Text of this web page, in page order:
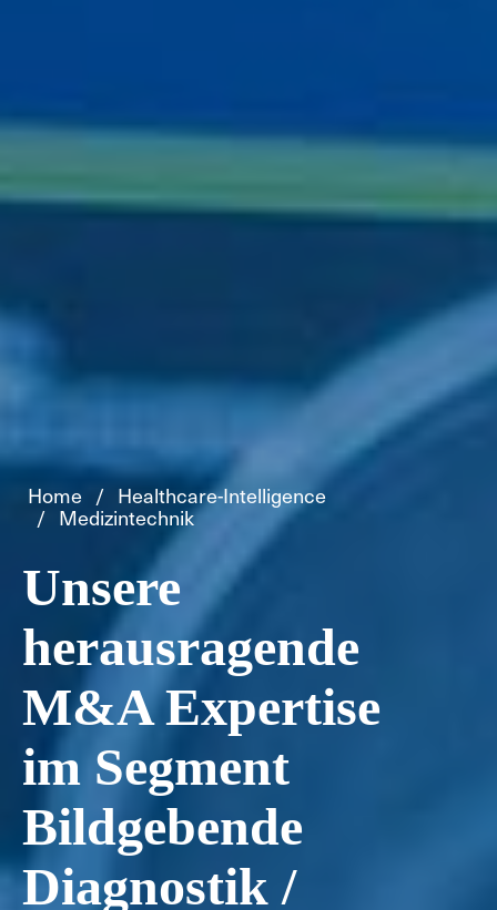
Home Healthcare-Intelligence
Medizintechnik
Unsere
herausragende
M&A Expertise
im Segment
Bildgebende
Diagnostik /